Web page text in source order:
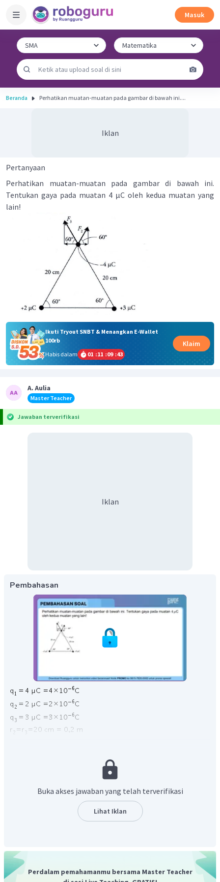
Masuk
Beranda Perhatikan muatan-muatan pada gambar di bawah ini....
Iklan
Pertanyaan
Perhatikan muatan-muatan pada gambar di bawah ini.
Tentukan gaya pada muatan 4 μC oleh kedua muatan yang
lain!
Ikuti Tryout SNBT & Menangkan E-Wallet
100rb
Habis dalam
01 :11 :09 :42
Klaim
A. Aulia
Master Teacher
Jawaban terverifikasi
Iklan
Pembahasan
Mencari muatan pada muatan
atau kita sebut sebagai F
3
Buka akses jawaban yang telah terverifikasi
Lihat Iklan
Perdalam pemahamanmu bersama Master Teacher